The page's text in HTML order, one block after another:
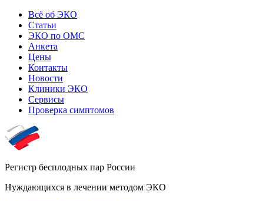
Всё об ЭКО
Статьи
ЭКО по ОМС
Анкета
Цены
Контакты
Новости
Клиники ЭКО
Сервисы
Проверка симптомов
Регистр бесплодных пар России
Нуждающихся в лечении методом ЭКО